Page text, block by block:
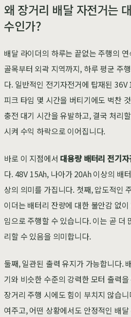
왜 장거리 배달 자전거는
수인가?
배달 라이더의 하루는 끝없는 주행의
골목부터 외곽 지역까지, 하루 평균 주
다. 일반적인 전기자전거에 탑재된
피크 타임 몇 시간을 버티기에도 벅찬
충전 대기 시간을 유발하고, 결국 처리
시켜 수익 하락으로 이어집니다.
바로 이 지점에서 대용량 배터리 전기자
다. 48V 15Ah, 나아가 20Ah 이상의 배
상의 의미를 가집니다. 첫째, 압도적인
이더는 배터리 잔량에 대한 불안감 없
임으로 주행할 수 있습니다. 이는 곧 더
리할 수 있음을 의미합니다.
둘째, 일관된 출력 유지가 가능합니다.
기와 비슷한 수준의 강력한 모터 출력
장거리 주행 시에도 힘이 부치지 않습
여주고, 어떤 상황에서도 안정적인 배